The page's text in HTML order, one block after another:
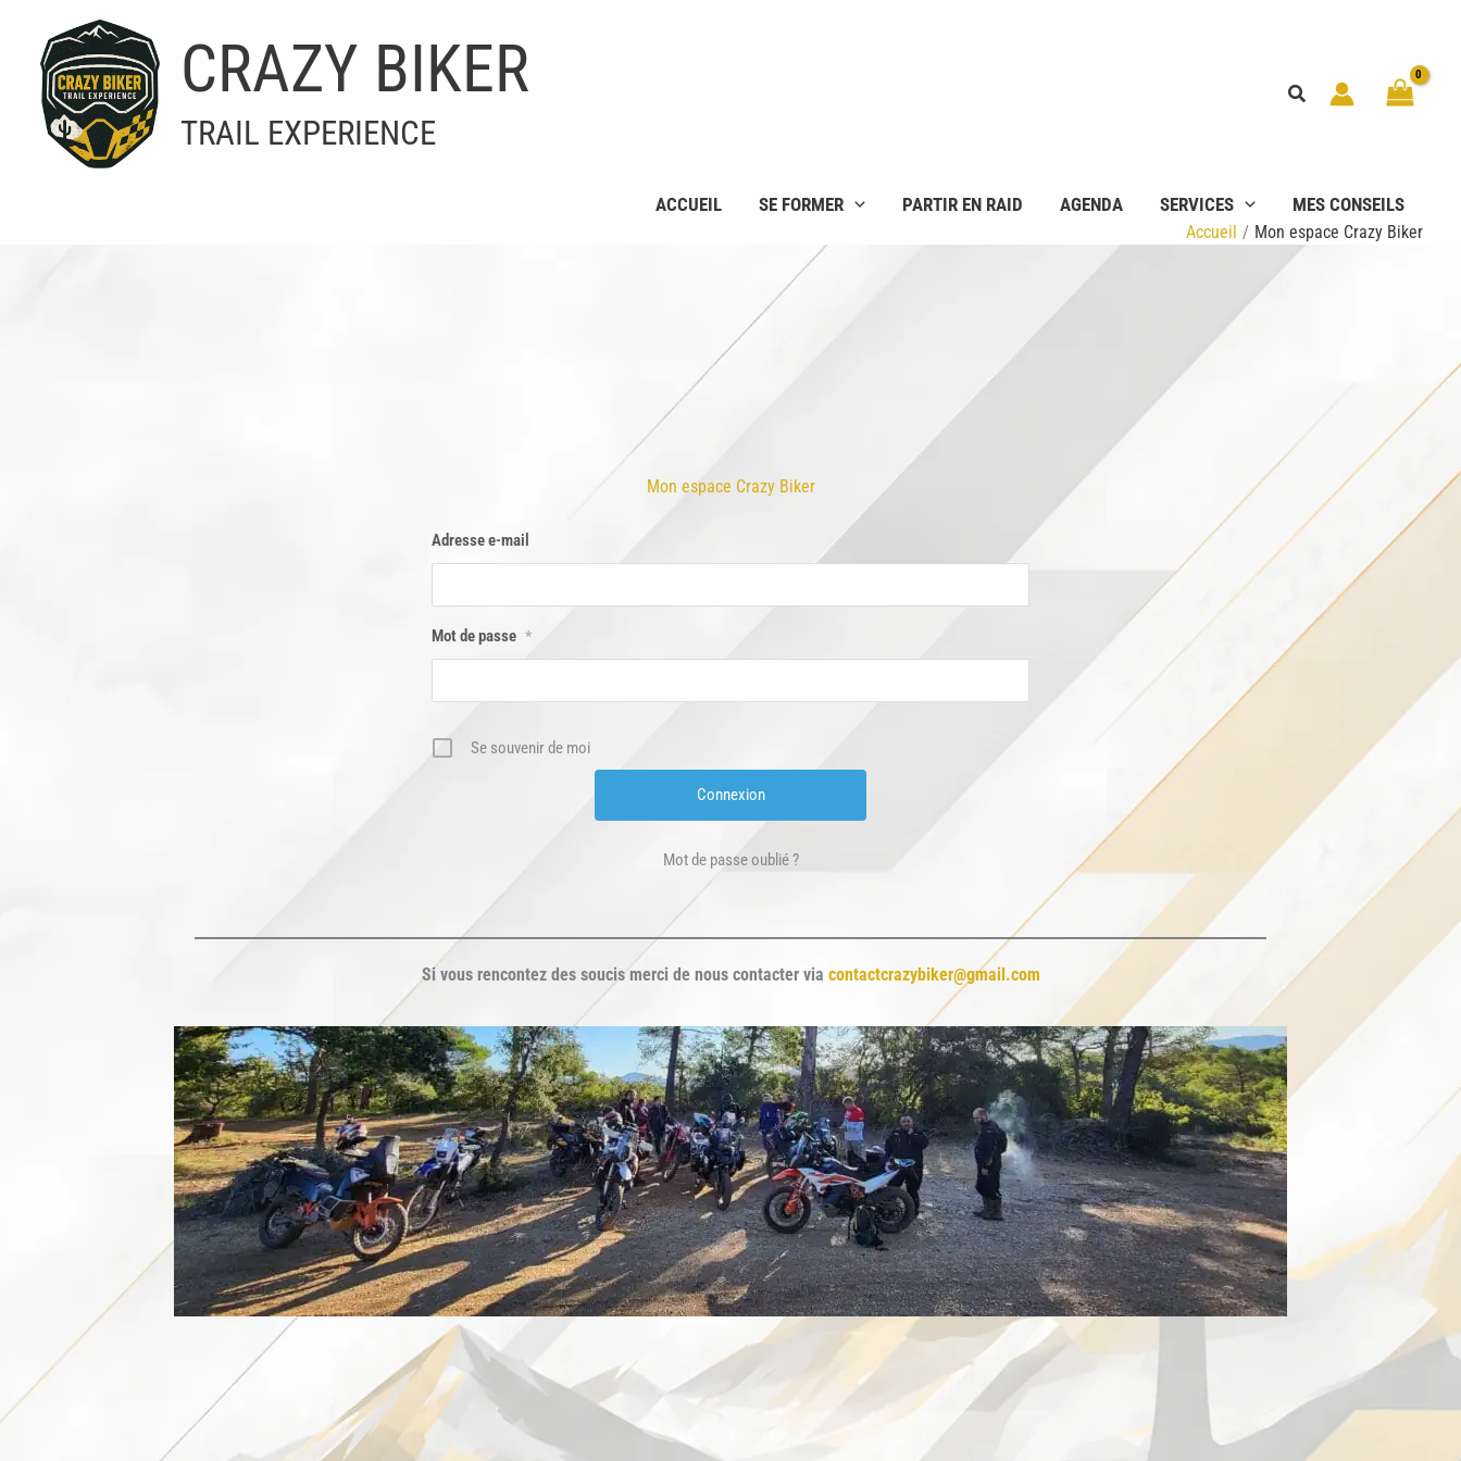
contenu
CRAZY BIKER
TRAIL EXPERIENCE
Rechercher
ACCUEIL SE FORMER PARTIR EN RAID AGENDA SERVICES MES CONSEILS
Accueil Mon espace Crazy Biker
Mon espace Crazy Biker
Adresse e-mail
Mot de passe *
Se souvenir de moi
Mot de passe oublié ?
Si vous rencontez des soucis merci de nous contacter via contactcrazybiker@gmail.com